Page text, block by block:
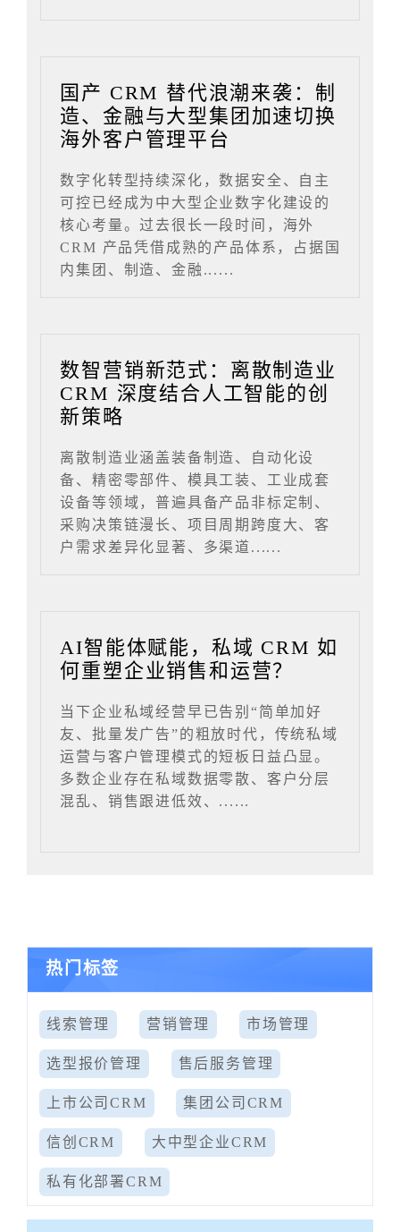
国产 CRM 替代浪潮来袭：制
造、金融与大型集团加速切换
海外客户管理平台
数字化转型持续深化，数据安全、自主
可控已经成为中大型企业数字化建设的
核心考量。过去很长一段时间，海外
CRM 产品凭借成熟的产品体系，占据国
内集团、制造、金融......
数智营销新范式：离散制造业
CRM 深度结合人工智能的创
新策略
离散制造业涵盖装备制造、自动化设
备、精密零部件、模具工装、工业成套
设备等领域，普遍具备产品非标定制、
采购决策链漫长、项目周期跨度大、客
户需求差异化显著、多渠道......
AI智能体赋能，私域 CRM 如
何重塑企业销售和运营？
当下企业私域经营早已告别“简单加好
友、批量发广告”的粗放时代，传统私域
运营与客户管理模式的短板日益凸显。
多数企业存在私域数据零散、客户分层
混乱、销售跟进低效、......
热门标签
线索管理 营销管理 市场管理
选型报价管理 售后服务管理
上市公司CRM 集团公司CRM
信创CRM 大中型企业CRM
私有化部署CRM